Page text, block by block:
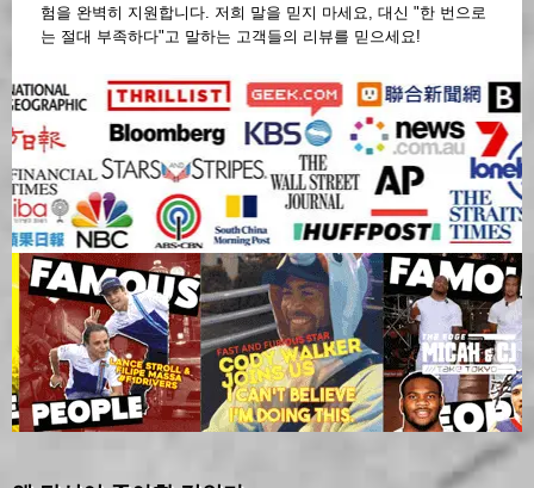
험을 완벽히 지원합니다. 저희 말을 믿지 마세요, 대신 "한 번으로
는 절대 부족하다"고 말하는 고객들의 리뷰를 믿으세요!